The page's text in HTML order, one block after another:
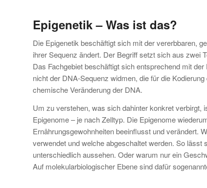
Epigenetik – Was ist das?
Die Epigenetik beschäftigt sich mit der vererbbaren,
ihrer Sequenz ändert. Der Begriff setzt sich aus zwei
Das Fachgebiet beschäftigt sich entsprechend mit
nicht der DNA-Sequenz widmen, die für die
chemische Veränderung der DNA.
Um zu verstehen, was sich dahinter konkret
Epigenome – je nach Zelltyp. Die Epigenome
Ernährungsgewohnheiten beeinflusst und verändert.
verwendet und welche abgeschaltet werden. So
unterschiedlich aussehen. Oder warum nur ein
Auf molekularbiologischer Ebene sind dafür